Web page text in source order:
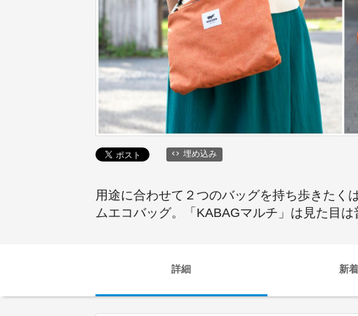
埋め込み
用途に合わせて２つのバッグを持ち歩きたく
ムエコバッグ。「KABAGマルチ」は見た目
詳細 新